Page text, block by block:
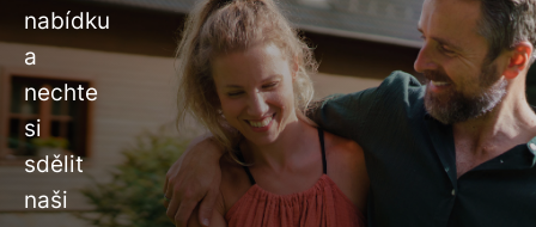
nabídku
a
nechte
si
sdělit
naši